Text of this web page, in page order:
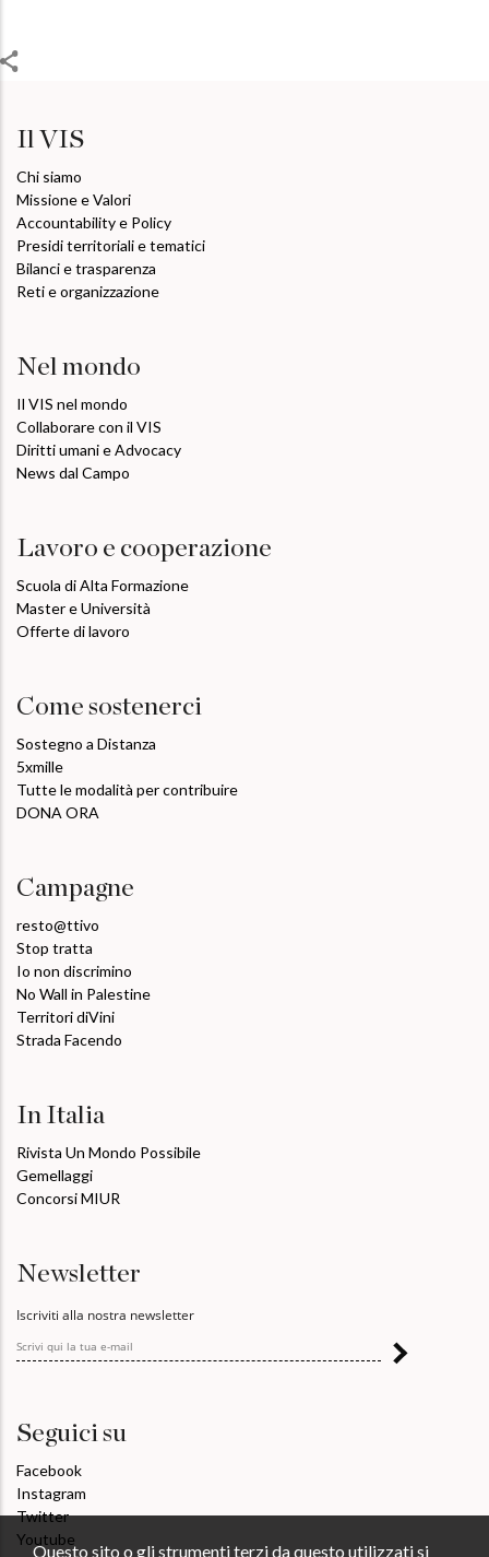
Il VIS
Chi siamo
Missione e Valori
Accountability e Policy
Presidi territoriali e tematici
Bilanci e trasparenza
Reti e organizzazione
Nel mondo
Il VIS nel mondo
Collaborare con il VIS
Diritti umani e Advocacy
News dal Campo
Lavoro e cooperazione
Scuola di Alta Formazione
Master e Università
Offerte di lavoro
Come sostenerci
Sostegno a Distanza
5xmille
Tutte le modalità per contribuire
DONA ORA
Campagne
resto@ttivo
Stop tratta
Io non discrimino
No Wall in Palestine
Territori diVini
Strada Facendo
In Italia
Rivista Un Mondo Possibile
Gemellaggi
Concorsi MIUR
Newsletter
Iscriviti alla nostra newsletter
Seguici su
Facebook
Instagram
Twitter
Youtube
Questo sito o gli strumenti terzi da questo utilizzati si